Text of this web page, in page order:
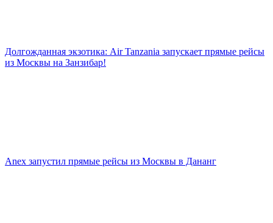
Долгожданная экзотика: Air Tanzania запускает прямые рейсы
из Москвы на Занзибар!
Anex запустил прямые рейсы из Москвы в Дананг